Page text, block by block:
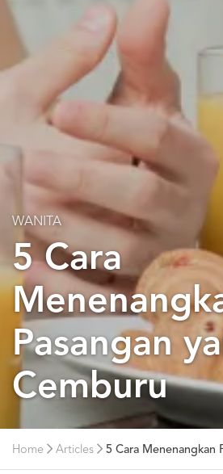
WANITA
5 Cara
Pasangan
Cemburu
Home Articles 5 Cara Menenangkan